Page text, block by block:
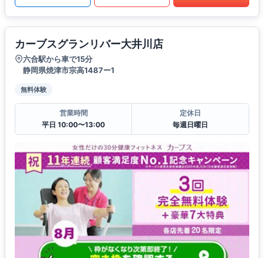
カーブスグランリバー大井川店
六合駅から車で15分
静岡県焼津市宗高1487ー1
無料体験
営業時間
平日 10:00〜13:00
定休日
毎週日曜日